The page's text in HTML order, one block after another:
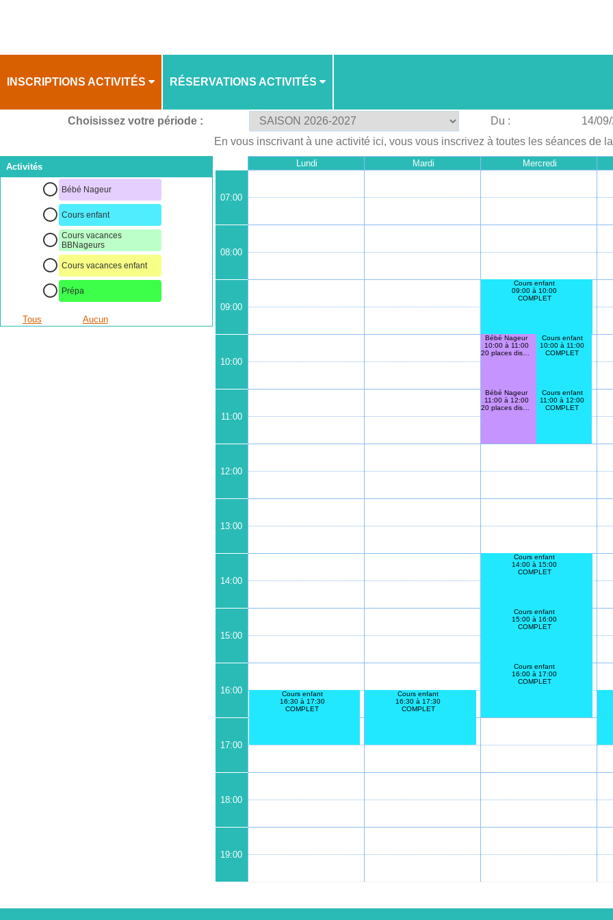
INSCRIPTIONS ACTIVITÉS RÉSERVATIONS ACTIVITÉS
PLANNING
Choisissez votre période : Du : 14/
En vous inscrivant à une activité ici, vous vous inscrivez à toutes les séances de
Activités
Bébé Nageur
Cours enfant
Cours vacances
BBNageurs
Cours vacances enfant
Prépa
Tous Aucun
Lundi Mardi Mercredi
07:00
08:00
09:00
10:00
11:00
12:00
13:00
14:00
15:00
16:00
17:00
18:00
19:00
Cours enfant
16:30 à 17:30
COMPLET
Cours enfant
16:30 à 17:30
COMPLET
Cours enfant
09:00 à 10:00
COMPLET
Bébé Nageur
10:00 à 11:00
20 places disponibles
Cours enfant
10:00 à 11:00
COMPLET
Bébé Nageur
11:00 à 12:00
20 places disponibles
Cours enfant
11:00 à 12:00
COMPLET
Cours enfant
14:00 à 15:00
COMPLET
Cours enfant
15:00 à 16:00
COMPLET
Cours enfant
16:00 à 17:00
COMPLET